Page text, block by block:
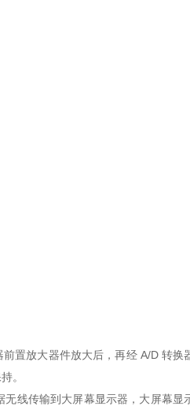
置放大器件放大后，再经 A/D 转换
。
线传输到大屏幕显示器，大屏幕显